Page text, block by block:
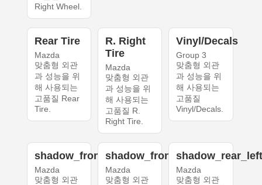
Right Wheel.
Rear Tire
Mazda
맞춤형 외관
과 성능을 위
해 사용되는
고품질 Rear
Tire.
R. Right
Tire
Mazda
맞춤형 외관
과 성능을 위
해 사용되는
고품질 R.
Right Tire.
Vinyl/Decals
Group 3
맞춤형 외관
과 성능을 위
해 사용되는
고품질
Vinyl/Decals.
shadow_front_left
Mazda
맞춤형 외관
shadow_front_right
Mazda
맞춤형 외관
Mazda
맞춤형 외관